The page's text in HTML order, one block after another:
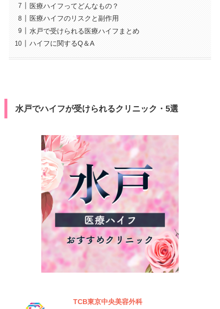
医療ハイフってどんなもの？
医療ハイフのリスクと副作用
水戸で受けられる医療ハイフまとめ
ハイフに関するQ＆A
水戸でハイフが受けられるクリニック・5選
TCB東京中央美容外科